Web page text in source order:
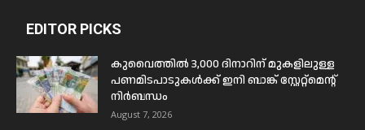
EDITOR PICKS
കുവൈത്തിൽ 3,000 ദിനാറിന് മുകളിലുള്ള
പണമിടപാടുകൾക്ക് ഇനി ബാങ്ക് സ്റ്റേറ്റ്മെന്റ്
നിർബന്ധം
August 7, 2026